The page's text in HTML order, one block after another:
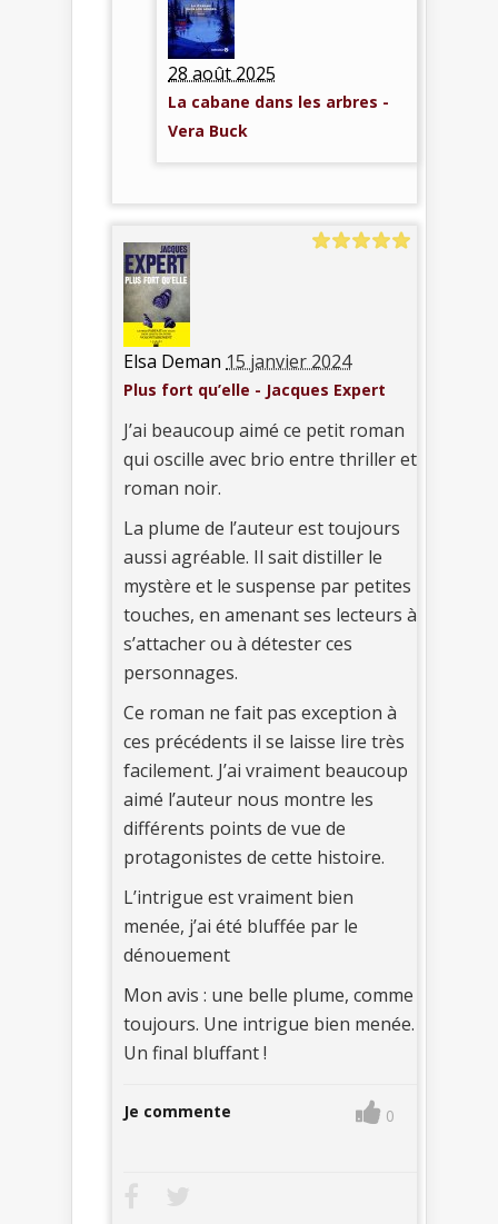
28 août 2025
La cabane dans les arbres -
Vera Buck
Elsa Deman 15 janvier 2024
Plus fort qu’elle - Jacques Expert
J’ai beaucoup aimé ce petit roman
qui oscille avec brio entre thriller et
roman noir.
La plume de l’auteur est toujours
aussi agréable. Il sait distiller le
mystère et le suspense par petites
touches, en amenant ses lecteurs à
s’attacher ou à détester ces
personnages.
Ce roman ne fait pas exception à
ces précédents il se laisse lire très
facilement. J’ai vraiment beaucoup
aimé l’auteur nous montre les
différents points de vue de
protagonistes de cette histoire.
L’intrigue est vraiment bien
menée, j’ai été bluffée par le
dénouement
Mon avis : une belle plume, comme
toujours. Une intrigue bien menée.
Un final bluffant !
Je commente 0